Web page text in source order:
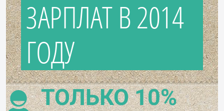
ЗАРПЛАТ В 2014
ГОДУ
ТОЛЬКО 10%